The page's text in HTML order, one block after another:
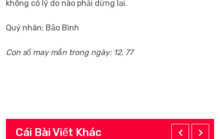
không có lý do nào phải dừng lại.
Quý nhân: Bảo Bình
Con số may mắn trong ngày: 12, 77
Cái Bài Viết Khác